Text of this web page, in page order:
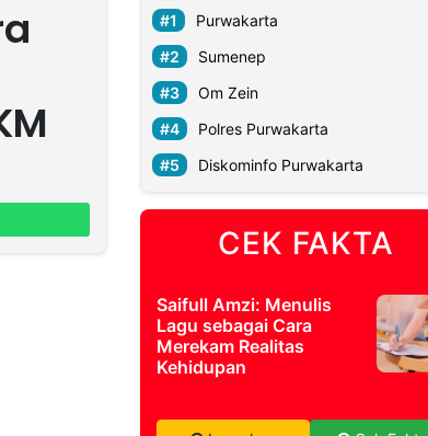
Purwakarta
Sumenep
Om Zein
Polres Purwakarta
Diskominfo Purwakarta
CEK FAKTA
Saifull Amzi: Menulis
Lagu sebagai Cara
Merekam Realitas
Kehidupan